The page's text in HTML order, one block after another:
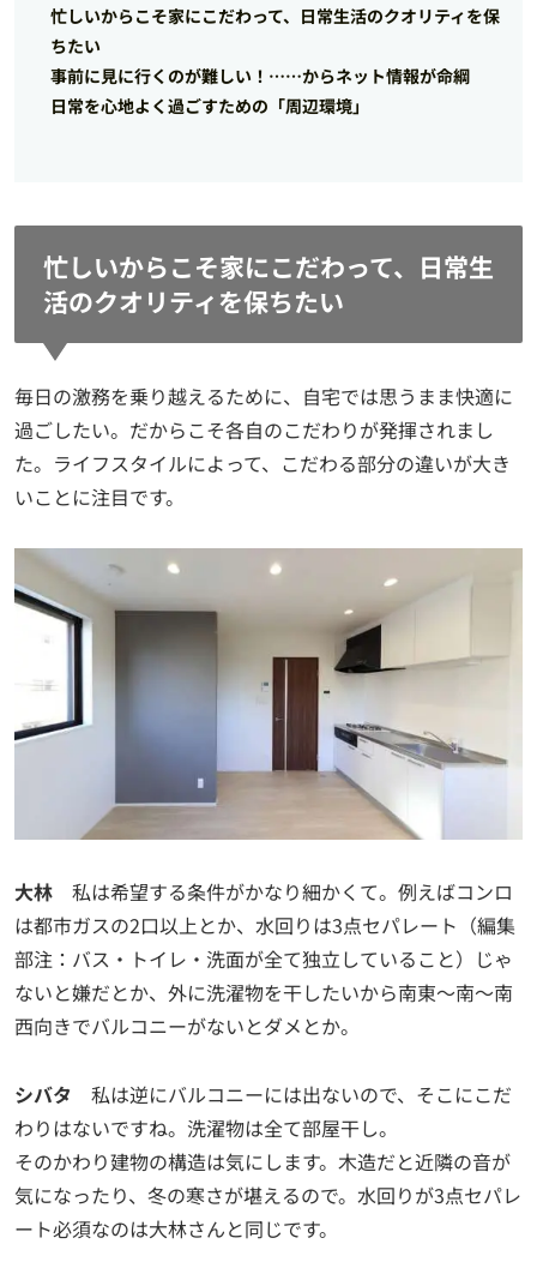
忙しいからこそ家にこだわって、日常生活のクオリティを保
ちたい
事前に見に行くのが難しい！……からネット情報が命綱
日常を心地よく過ごすための「周辺環境」
忙しいからこそ家にこだわって、日常生
活のクオリティを保ちたい
毎日の激務を乗り越えるために、自宅では思うまま快適に
過ごしたい。だからこそ各自のこだわりが発揮されまし
た。ライフスタイルによって、こだわる部分の違いが大き
いことに注目です。
大林 私は希望する条件がかなり細かくて。例えばコンロ
は都市ガスの2口以上とか、水回りは3点セパレート（編集
部注：バス・トイレ・洗面が全て独立していること）じゃ
ないと嫌だとか、外に洗濯物を干したいから南東〜南〜南
西向きでバルコニーがないとダメとか。
シバタ 私は逆にバルコニーには出ないので、そこにこだ
わりはないですね。洗濯物は全て部屋干し。
そのかわり建物の構造は気にします。木造だと近隣の音が
気になったり、冬の寒さが堪えるので。水回りが3点セパレ
ート必須なのは大林さんと同じです。